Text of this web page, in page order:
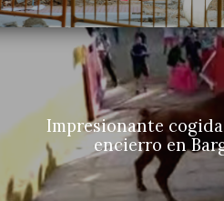
Impresionante
encierro en